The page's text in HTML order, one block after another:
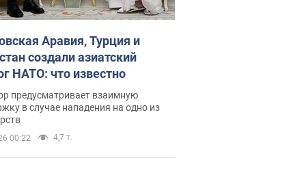
Аравия, Турция и
создали азиатский
НАТО: что известно
предусматривает взаимную
в случае нападения на одно из
00:22 4,7 т.